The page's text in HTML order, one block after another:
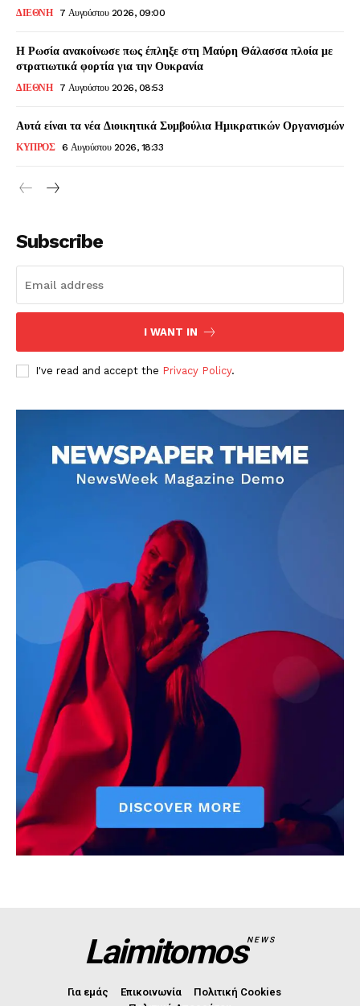
ΔΙΕΘΝΗ 7 Αυγούστου 2026, 09:00
Η Ρωσία ανακοίνωσε πως έπληξε στη Μαύρη Θάλασσα πλοία με
στρατιωτικά φορτία για την Ουκρανία
ΔΙΕΘΝΗ 7 Αυγούστου 2026, 08:53
Αυτά είναι τα νέα Διοικητικά Συμβούλια Ημικρατικών Οργανισμών
ΚΥΠΡΟΣ 6 Αυγούστου 2026, 18:33
Subscribe
I WANT IN
I've read and accept the Privacy Policy.
LaimitomosNEWS
Για εμάς Επικοινωνία
Πολιτική Cookies